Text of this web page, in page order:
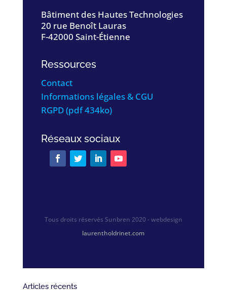
Bâtiment des Hautes Technologies
20 rue Benoît Lauras
F-42000 Saint-Étienne
Ressources
Contact
Informations légales & CGU
RGPD (pdf 434ko)
Réseaux sociaux
Tous droits réservés Sunbren 2020 - webdesign
laurentholdrinet.com
Articles récents